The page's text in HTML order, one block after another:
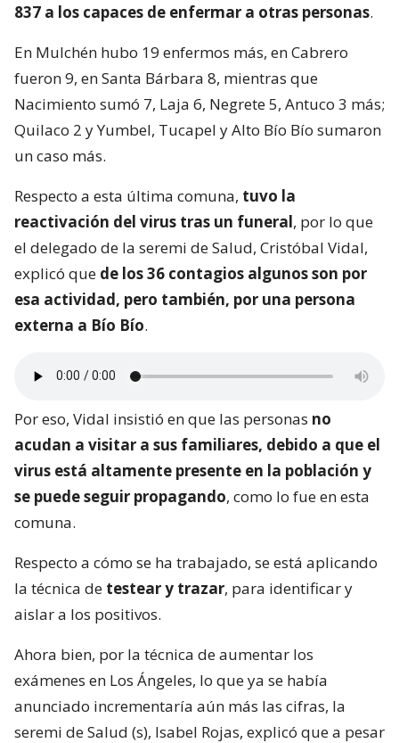
837 a los capaces de enfermar a otras personas.
En Mulchén hubo 19 enfermos más, en Cabrero
fueron 9, en Santa Bárbara 8, mientras que
Nacimiento sumó 7, Laja 6, Negrete 5, Antuco 3 más;
Quilaco 2 y Yumbel, Tucapel y Alto Bío Bío sumaron
un caso más.
Respecto a esta última comuna, tuvo la
reactivación del virus tras un funeral, por lo que
el delegado de la seremi de Salud, Cristóbal Vidal,
explicó que de los 36 contagios algunos son por
esa actividad, pero también, por una persona
externa a Bío Bío.
Por eso, Vidal insistió en que las personas no
acudan a visitar a sus familiares, debido a que el
virus está altamente presente en la población y
se puede seguir propagando, como lo fue en esta
comuna.
Respecto a cómo se ha trabajado, se está aplicando
la técnica de testear y trazar, para identificar y
aislar a los positivos.
Ahora bien, por la técnica de aumentar los
exámenes en Los Ángeles, lo que ya se había
anunciado incrementaría aún más las cifras, la
seremi de Salud (s), Isabel Rojas, explicó que a pesar